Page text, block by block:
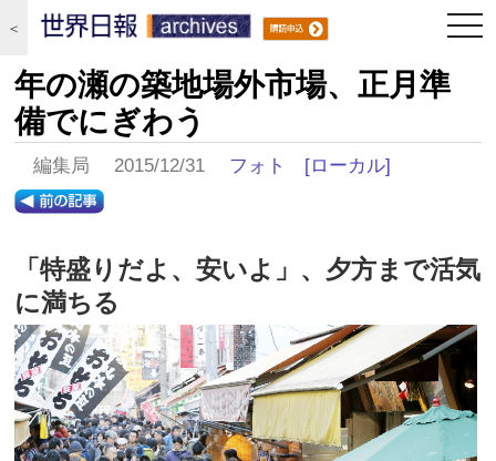
＜
年の瀬の築地場外市場、正月準
備でにぎわう
編集局 2015/12/31 フォト [ローカル]
「特盛りだよ、安いよ」、夕方まで活気
に満ちる